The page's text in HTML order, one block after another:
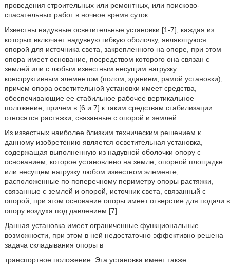
проведения строительных или ремонтных, или поисково-
спасательных работ в ночное время суток.
Известны надувные осветительные установки [1-7], каждая из
которых включает надувную гибкую оболочку, являющуюся
опорой для источника света, закрепленного на опоре, при этом
опора имеет основание, посредством которого она связан с
землей или с любым известным несущим нагрузку
конструктивным элементом (полом, зданием, рамой установки),
причем опора осветительной установки имеет средства,
обеспечивающие ее стабильное рабочее вертикальное
положение, причем в [6 и 7] к таким средствам стабилизации
относятся растяжки, связанные с опорой и землей.
Из известных наиболее близким техническим решением к
данному изобретению является осветительная установка,
содержащая выполненную из надувной оболочки опору с
основанием, которое установлено на земле, опорной площадке
или несущем нагрузку любом известном элементе,
расположенные по поперечному периметру опоры растяжки,
связанные с землей и опорой, источник света, связанный с
опорой, при этом основание опоры имеет отверстие для подачи в
опору воздуха под давлением [7].
Данная установка имеет ограниченные функциональные
возможности, при этом в ней недостаточно эффективно решена
задача складывания опоры в
транспортное положение. Эта установка имеет также